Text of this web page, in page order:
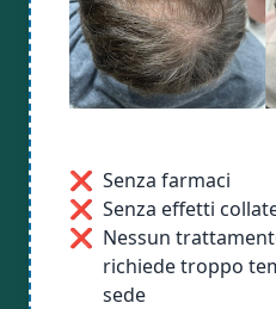
❌ Senza farmaci
❌ Senza effetti
❌ Nessun
richiede troppo
sede